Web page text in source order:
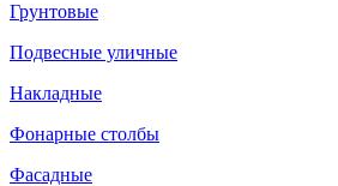
Грунтовые
Подвесные уличные
Накладные
Фонарные столбы
Фасадные